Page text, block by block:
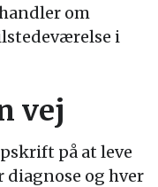
om
i
vej
på at leve
diagnose og hver